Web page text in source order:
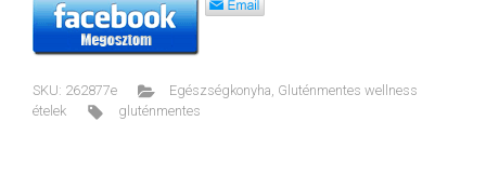
SKU: 262877e Egészségkonyha, Gluténmentes wellness
ételek
gluténmentes